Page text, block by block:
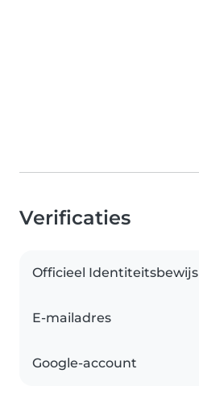
Verificaties
Officieel Identiteitsbewijs
E-mailadres
Google-account